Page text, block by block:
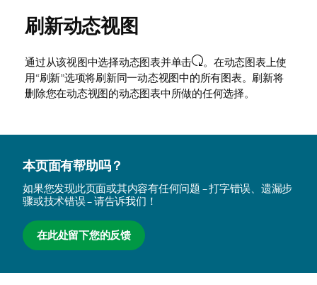
刷新动态视图
通过从该视图中选择动态图表并单击
。在动态图表上使
用“刷新”选项将刷新同一动态视图中的所有图表。刷新将
删除您在动态视图的动态图表中所做的任何选择。
本页面有帮助吗？
如果您发现此页面或其内容有任何问题 – 打字错误、遗漏步
骤或技术错误 – 请告诉我们！
在此处留下您的反馈